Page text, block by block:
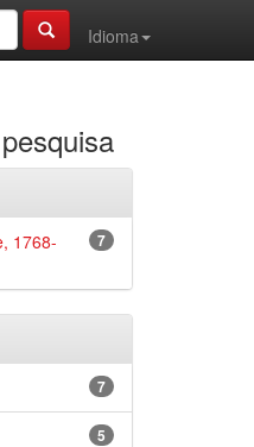
Idioma
7
1768-
7
5